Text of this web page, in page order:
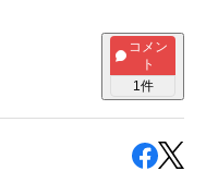
コメン
ト
1件